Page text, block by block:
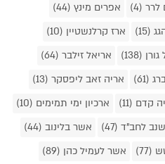
(4)
אפרים מינץ (44)
(15)
ארז קרלנשטיין (10)
(138)
אריאל זילבר (64)
(61)
אריה זאב ליפסקר (13)
קדם (11)
ארכיון ימי תמימים (10)
לחב"ד (47)
אשר בלינוב (44)
(77)
אשר לעמיל כהן (89)